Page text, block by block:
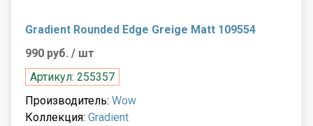
Gradient Rounded Edge Greige Matt 109554
990 руб. / шт
Артикул: 255357
Производитель: Wow
Коллекция: Gradient